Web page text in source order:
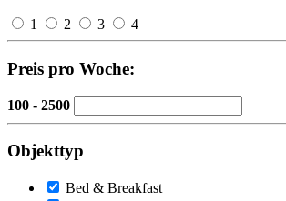
1 2 3 4
Preis pro Woche:
100 - 2500
Objekttyp
Bed & Breakfast